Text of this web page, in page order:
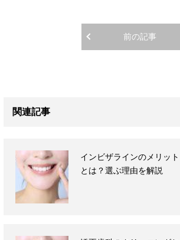
前の記事
関連記事
インビザラインのメリット
とは？選ぶ理由を解説